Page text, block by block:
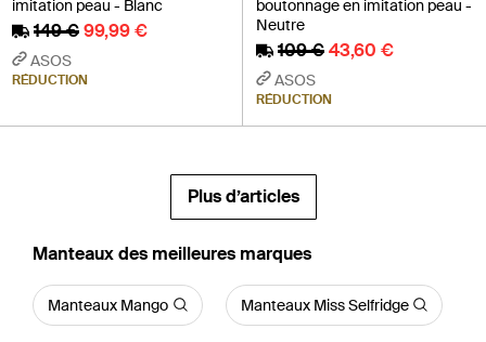
imitation peau - Blanc
149 €99,99 €
ASOS
RÉDUCTION
boutonnage en imitation peau -
Neutre
109 €43,60 €
ASOS
RÉDUCTION
Plus d’articles
‪Manteaux‬ des meilleures marques
Manteaux Mango Manteaux Miss Selfridge